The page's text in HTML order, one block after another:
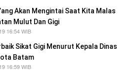
Akan Mengintai Saat Kita Malas
Mulut Dan Gigi
16:54 WIB
Sikat Gigi Menurut Kepala Dinas
Batam
16:59 WIB